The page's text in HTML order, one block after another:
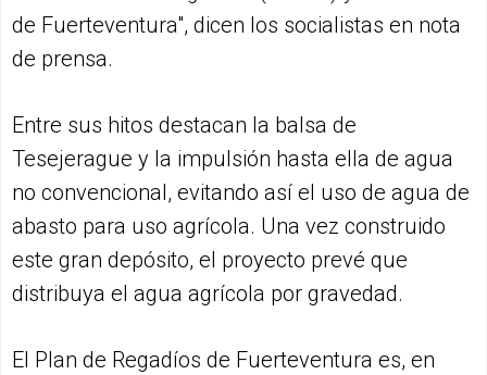
de Fuerteventura", dicen los socialistas en nota
de prensa.
Entre sus hitos destacan la balsa de
Tesejerague y la impulsión hasta ella de agua
no convencional, evitando así el uso de agua de
abasto para uso agrícola. Una vez construido
este gran depósito, el proyecto prevé que
distribuya el agua agrícola por gravedad.
El Plan de Regadíos de Fuerteventura es, en